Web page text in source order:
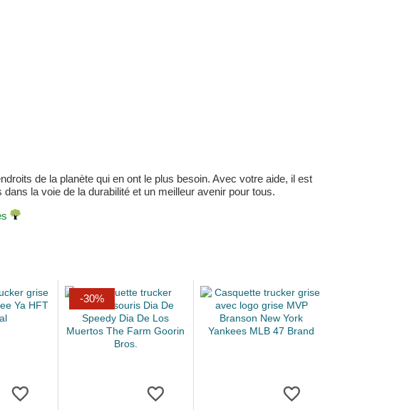
de la planète qui en ont le plus besoin. Avec votre aide, il est
la voie de la durabilité et un meilleur avenir pour tous.
-30%